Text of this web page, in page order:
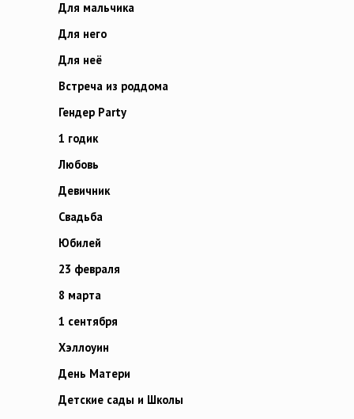
Для мальчика
Для него
Для неё
Встреча из роддома
Гендер Party
1 годик
Любовь
Девичник
Свадьба
Юбилей
23 февраля
8 марта
1 сентября
Хэллоуин
День Матери
Детские сады и Школы